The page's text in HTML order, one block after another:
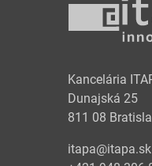
Kancelária
Dunajská 25
811 08
itapa@itapa.sk